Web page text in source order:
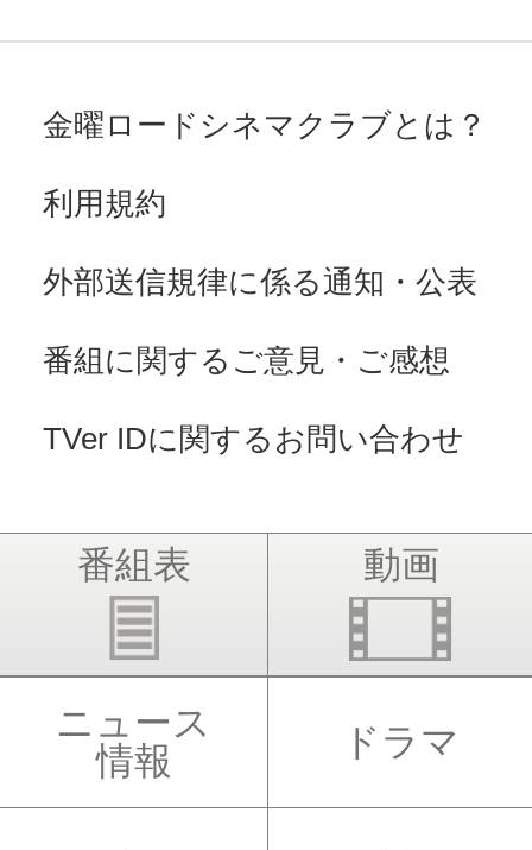
金曜ロードシネマクラブとは？
利用規約
外部送信規律に係る通知・公表
番組に関するご意見・ご感想
TVer IDに関するお問い合わせ
番組表 動画
ニュース
情報
ドラマ